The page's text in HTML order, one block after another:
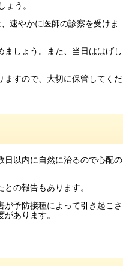
う。
速やかに医師の診察を受けま
しょう。また、当日ははげし
ますので、大切に保管してくだ
日以内に自然に治るので心配の
の報告もあります。
予防接種によって引き起こさ
あります。